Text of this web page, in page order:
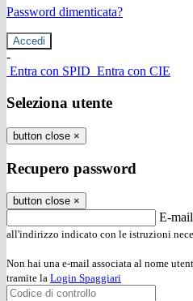
Password dimenticata?
-
Entra con SPID Entra con CIE
Seleziona utente
button close ×
Recupero password
button close ×
E-mail
all'indirizzo indicato con le istruzioni
Non hai una e-mail associata al nome
tramite la Login Spaggiari